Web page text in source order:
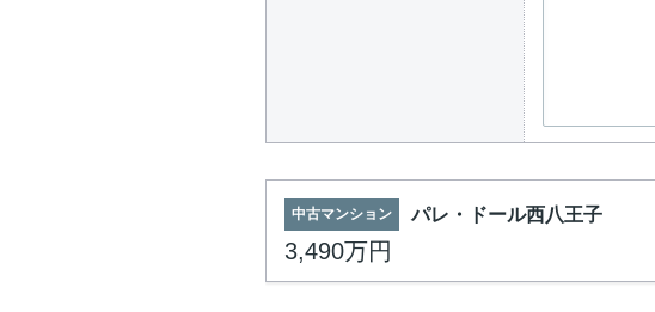
中古マンション パレ・ドール西八王子
3,490万円